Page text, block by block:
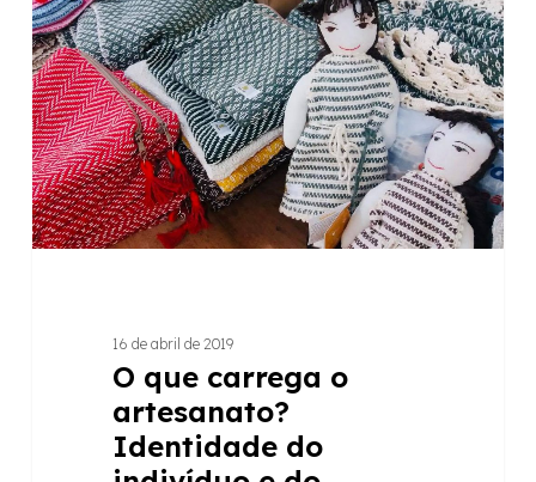
carrega
o
artesanato?
Identidade
do
indivíduo
e
do
16 de abril de 2019
O que carrega o
artesanato?
Identidade do